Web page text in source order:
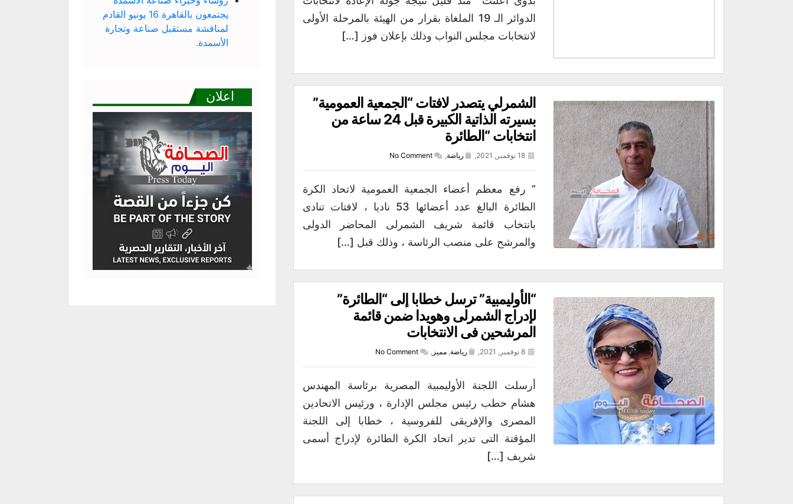
الدوائر الـ 19 الملغاة بقرار من الهيئة بالمرحلة الأولى
لانتخابات مجلس النواب وذلك بإعلان فوز […]
الشمرلي يتصدر لافتات “الجمعية العمومية”
بسيرته الذاتية الكبيرة قبل 24 ساعة من
انتخابات “الطائرة
18 نوفمبر, 2021, رياضة,
No Comment
” رفع معظم أعضاء الجمعية العمومية لاتحاد الكرة
الطائرة البالغ عدد أعضائها 53 ناديا ، لافتات تنادى
بانتخاب قائمة شريف الشمرلى المحاضر الدولى
والمرشح على منصب الرئاسة ، وذلك قبل […]
“الأوليمبية” ترسل خطابا إلى “الطائرة”
لإدراج الشمرلى وهويدا ضمن قائمة
المرشحين فى الانتخابات
8 نوفمبر, 2021, رياضة,مميز,
No Comment
أرسلت اللجنة الأوليمبية المصرية برئاسة المهندس
هشام حطب رئيس مجلس الإدارة ، ورئيس الاتحادين
المصرى والإفريقى للفروسية ، خطابا إلى اللجنة
المؤقتة التى تدير اتحاد الكرة الطائرة لإدراج أسمى
شريف […]
يجتمعون بالقاهرة 16 يونيو القادم
لمناقشة مستقبل صناعة وتجارة
الأسمدة.
اعلان